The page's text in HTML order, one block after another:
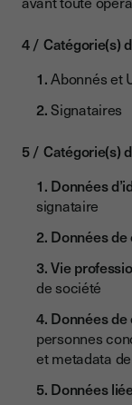
Catégorie(s)
Abonnés et
Signataires
Catégorie(s)
Données
signataire
Données
Vie
de société
Données
personnes
et metadata
Données